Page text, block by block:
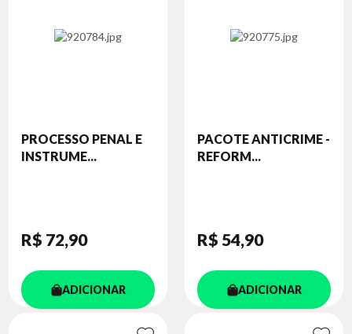
PROCESSO PENAL E
INSTRUME...
R$ 72,90
ADICIONAR
PACOTE ANTICRIME -
REFORM...
R$ 54,90
ADICIONAR